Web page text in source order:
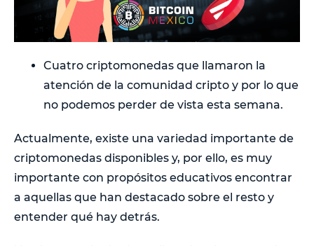
Cuatro criptomonedas que llamaron la
atención de la comunidad cripto y por lo que
no podemos perder de vista esta semana.
Actualmente, existe una variedad importante de
criptomonedas disponibles y, por ello, es muy
importante con propósitos educativos encontrar
a aquellas que han destacado sobre el resto y
entender qué hay detrás.